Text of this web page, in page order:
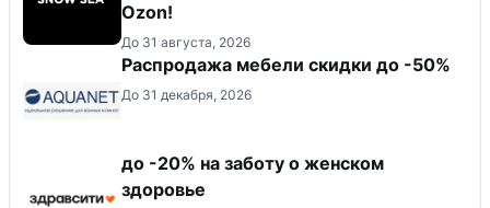
Ozon!
До 31 августа, 2026
Распродажа мебели скидки до -50%
До 31 декабря, 2026
до -20% на заботу о женском
здоровье